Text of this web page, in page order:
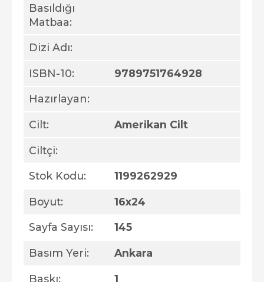
Basıldığı
Matbaa:
Dizi Adı:
ISBN-10: 9789751764928
Hazırlayan:
Cilt: Amerikan Cilt
Ciltçi:
Stok Kodu: 1199262929
Boyut: 16x24
Sayfa Sayısı: 145
Basım Yeri: Ankara
Baskı: 1